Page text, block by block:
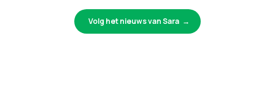
Volg het nieuws van Sara